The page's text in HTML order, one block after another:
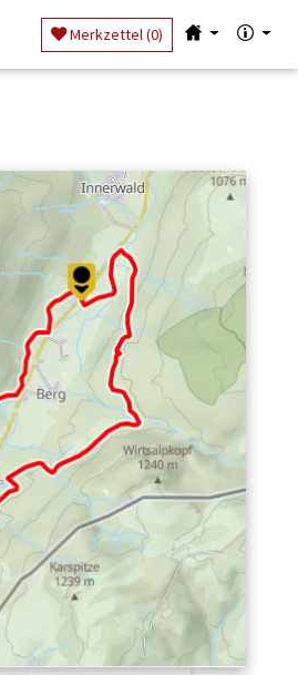
Merkzettel (0)